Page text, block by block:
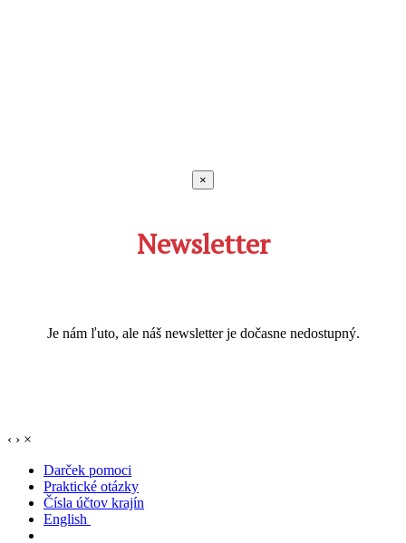
×
Newsletter
Je nám ľuto, ale náš newsletter je dočasne nedostupný.
‹ › ×
Darček pomoci
Praktické otázky
Čísla účtov krajín
English